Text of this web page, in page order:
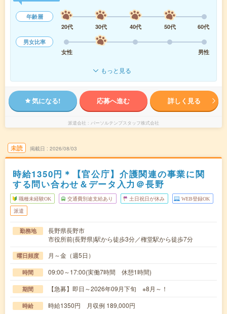
年齢層
20代
30代 40代 50代
60代
男女比率
女性
男性
もっと見る
気になる! 応募へ進む 詳しく見る
派遣会社 パーソルテンプスタッフ株式会社
未読 掲載日 2026/08/03
時給1350円＊【官公庁】介護関連の事業に関
する問い合わせ＆データ入力＠長野
職種未経験OK 交通費別途支給あり 土日祝日が休み WEB登録OK
派遣
勤務地
長野県長野市
市役所前(長野県)駅から徒歩3分／権堂駅から徒歩7分
曜日頻度 月～金（週5日）
時間 09:00～17:00(実働7時間 休憩1時間)
期間 【急募】即日～2026年09月下旬 ※8月～！
時給 時給1350円 月収例 189,000円